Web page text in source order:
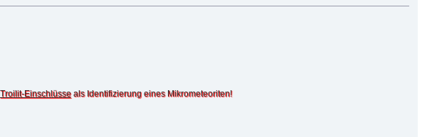
Troilit-Einschlüsseals Identifizierung eines Mikrometeoriten!